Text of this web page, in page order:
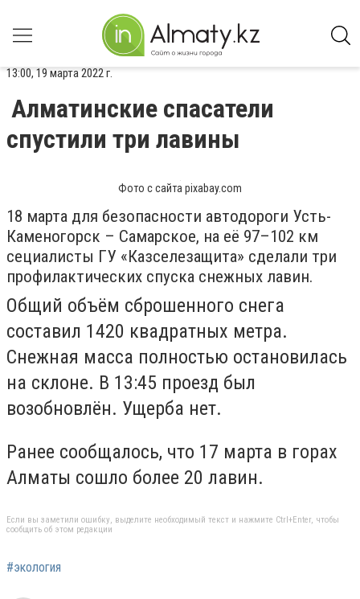
13:00, 19 марта 2022 г.
Алматинские спасатели
спустили три лавины
Фото с сайта pixabay.com
18 марта для безопасности автодороги Усть-
Каменогорск – Самарское, на её 97–102 км
cециалисты ГУ «Казселезащита» сделали три
профилактических спуска снежных лавин.
Общий объём сброшенного снега
составил 1420 квадратных метра.
Снежная масса полностью остановилась
на склоне. В 13:45 проезд был
возобновлён. Ущерба нет.
Ранее сообщалось, что 17 марта в горах
Алматы сошло более 20 лавин.
Если вы заметили ошибку, выделите необходимый текст и нажмите Ctrl+Enter, чтобы
сообщить об этом редакции
#экология